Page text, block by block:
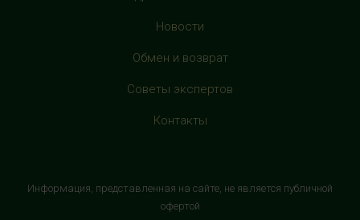
HealthStore в ТРЦ "Витте Молл"
магазином "М.Видео"
Домодедово
Новости
Обмен и возврат
Советы экспертов
Контакты
Информация, представленная на сайте, не является публичной
офертой